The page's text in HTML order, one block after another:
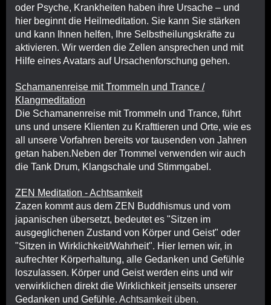
oder Psyche, Krankheiten haben ihre Ursache – und
hier beginnt die Heilmeditation. Sie kann Sie stärken
und kann Ihnen helfen, Ihre Selbstheilungskräfte zu
aktivieren. Wir werden die Zellen ansprechen und mit
Hilfe eines Avatars auf Ursachenforschung gehen.
Schamanenreise mit Trommeln und Trance /
Klangmeditation
Die Schamanenreise mit Trommeln und Trance, führt
uns und unsere Klienten zu Krafttieren und Orte, wie es
all unsere Vorfahren bereits vor tausenden von Jahren
getan haben.Neben der Trommel verwenden wir auch
die Tank Drum, Klangschale und Stimmgabel.
ZEN Meditation - Achtsamkeit
Zazen kommt aus dem ZEN Buddhismus und vom
japanischen übersetzt, bedeutet es "Sitzen im
ausgeglichenen Zustand von Körper und Geist" oder
"Sitzen in Wirklichkeit/Wahrheit". Hier lernen wir, in
aufrechter Körperhaltung, alle Gedanken und Gefühle
loszulassen. Körper und Geist werden eins und wir
verwirklichen direkt die Wirklichkeit jenseits unserer
Gedanken und Gefühle. Achtsamkeit üben.